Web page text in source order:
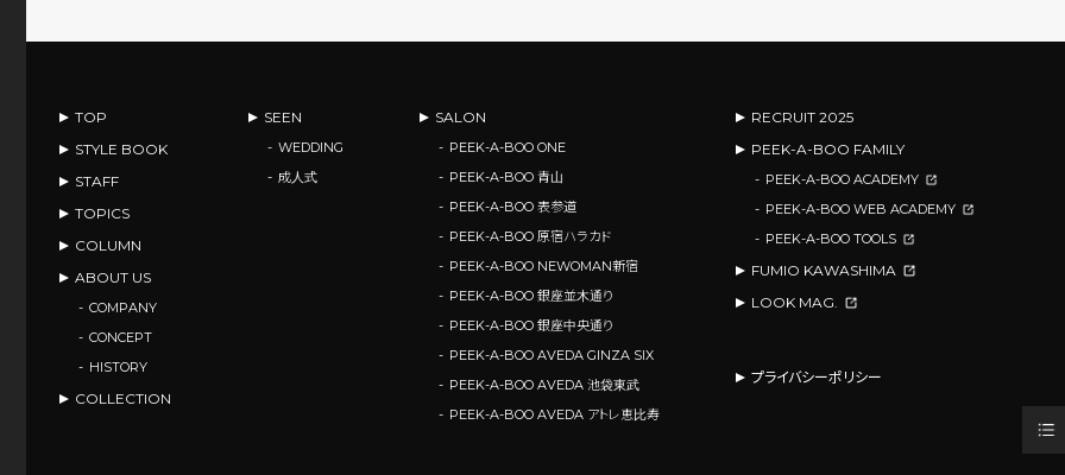
TOP
STYLE BOOK
STAFF
TOPICS
COLUMN
ABOUT US
COMPANY
CONCEPT
HISTORY
COLLECTION
SEEN
WEDDING
成人式
SALON
PEEK-A-BOO ONE
PEEK-A-BOO 青山
PEEK-A-BOO 表参道
PEEK-A-BOO 原宿ハラカド
PEEK-A-BOO NEWOMAN新宿
PEEK-A-BOO 銀座並木通り
PEEK-A-BOO 銀座中央通り
PEEK-A-BOO AVEDA GINZA SIX
PEEK-A-BOO AVEDA 池袋東武
PEEK-A-BOO AVEDA アトレ恵比寿
RECRUIT 2025
PEEK-A-BOO FAMILY
PEEK-A-BOO ACADEMY
PEEK-A-BOO WEB ACADEMY
PEEK-A-BOO TOOLS
FUMIO KAWASHIMA
LOOK MAG.
プライバシーポリシー